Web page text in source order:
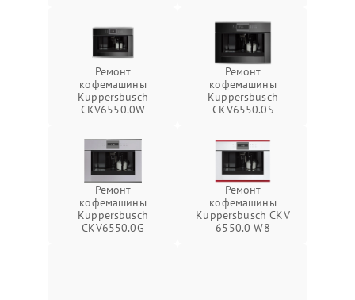
Ремонт
кофемашины
Kuppersbusch
CKV6550.0W
Ремонт
кофемашины
Kuppersbusch
CKV6550.0S
Ремонт
кофемашины
Kuppersbusch
CKV6550.0G
Ремонт
кофемашины
Kuppersbusch CKV
6550.0 W8